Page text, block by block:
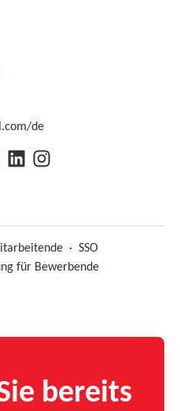
de
· SSO
für Bewerbende
bereits